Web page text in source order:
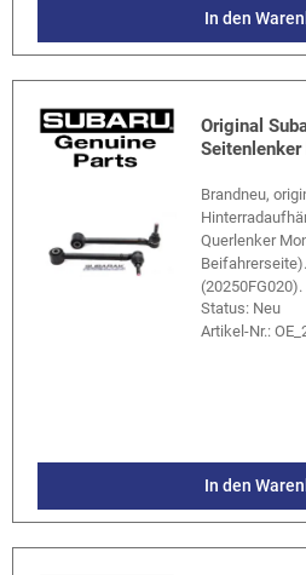
In den
Original
Brandneu,
Querlenker
(20250FG020).
Status: Neu
Artikel-Nr.:
In den